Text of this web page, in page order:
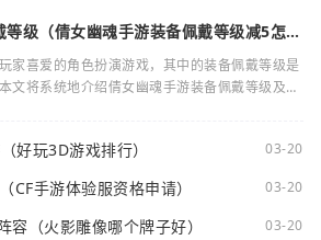
级（倩女幽魂手游装备佩戴等级减5怎么
家喜爱的角色扮演游戏，其中的装备佩戴等级是
文将系统地介绍倩女幽魂手游装备佩戴等级及其
好玩3D游戏排行） 03-20
CF手游体验服资格申请） 03-20
容（火影雕像哪个牌子好） 03-20